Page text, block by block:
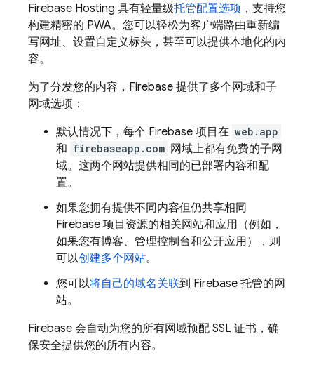
Firebase Hosting 具有轻量级托管配置选项 ，支持您
构建精密的 PWA。您可以轻松为客户端路由重新编
写网址、设置自定义标头，甚至可以提供本地化的内
容。
为了分发您的内容，Firebase 提供了多个网域和子
网域选项：
默认情况下，每个 Firebase 项目在 web.app
和 firebaseapp.com 网域上都有免费的子网
域。这两个网站提供相同的已部署内容和配
置。
如果您拥有提供不同内容但仍共享相同
Firebase 项目资源的相关网站和应用（例如，
如果您有博客、管理控制台和公开应用），则
可以创建多个网站。
您可以将自己的域名关联到 Firebase 托管的网
站。
Firebase 会自动为您的所有网域预配 SSL 证书，确
保安全提供您的所有内容。